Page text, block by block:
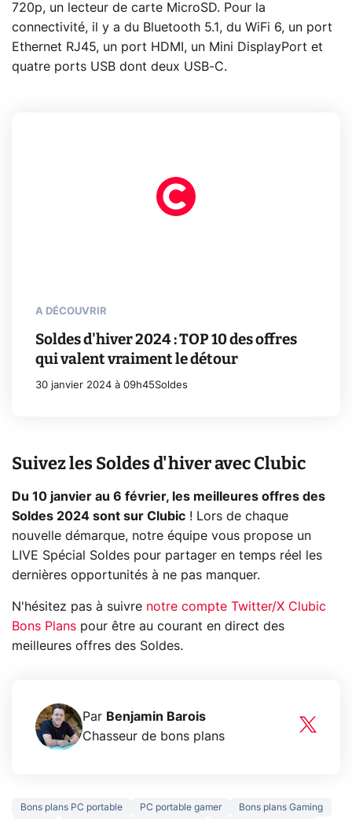
720p, un lecteur de carte MicroSD. Pour la
connectivité, il y a du Bluetooth 5.1, du WiFi 6, un port
Ethernet RJ45, un port HDMI, un Mini DisplayPort et
quatre ports USB dont deux USB-C.
A DÉCOUVRIR
Soldes d'hiver 2024 : TOP 10 des offres
qui valent vraiment le détour
30 janvier 2024 à 09h45Soldes
Suivez les Soldes d'hiver avec Clubic
Du 10 janvier au 6 février, les meilleures offres des
Soldes 2024 sont sur Clubic ! Lors de chaque
nouvelle démarque, notre équipe vous propose un
LIVE Spécial Soldes pour partager en temps réel les
dernières opportunités à ne pas manquer.
N'hésitez pas à suivre notre compte Twitter/X Clubic
Bons Plans pour être au courant en direct des
meilleures offres des Soldes.
Par Benjamin Barois
Chasseur de bons plans
Bons plans PC portable PC portable gamer Bons plans Gaming